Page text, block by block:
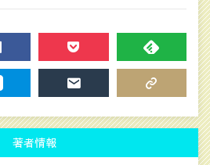
POCKET FEEDLY
著者情報